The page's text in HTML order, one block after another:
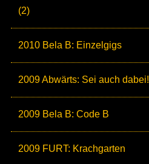
(2)
2010 Bela B: Einzelgigs
2009 Abwärts: Sei auch dabei!
2009 Bela B: Code B
2009 FURT: Krachgarten